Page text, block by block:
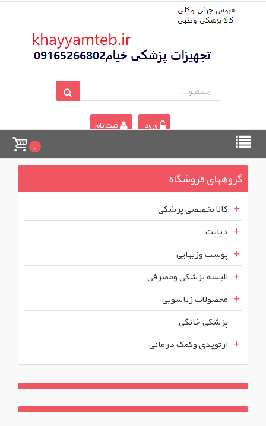
ورود ثبت نام
0
گروههای فروشگاه
کالا تخصصی پزشکی
دیابت
پوست وزیبایی
البسه پزشکی ومصرفی
محصولات زناشویی
پزشکی خانگی
ارتوپدی وکمک درمانی